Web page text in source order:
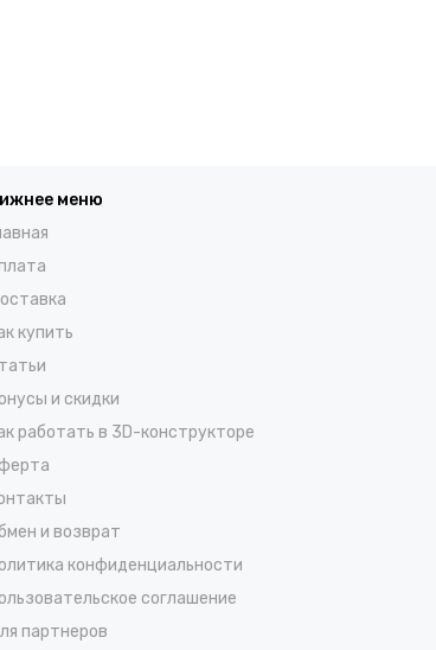
меню
купить
и скидки
работать в 3D-конструкторе
и возврат
конфиденциальности
соглашение
партнеров